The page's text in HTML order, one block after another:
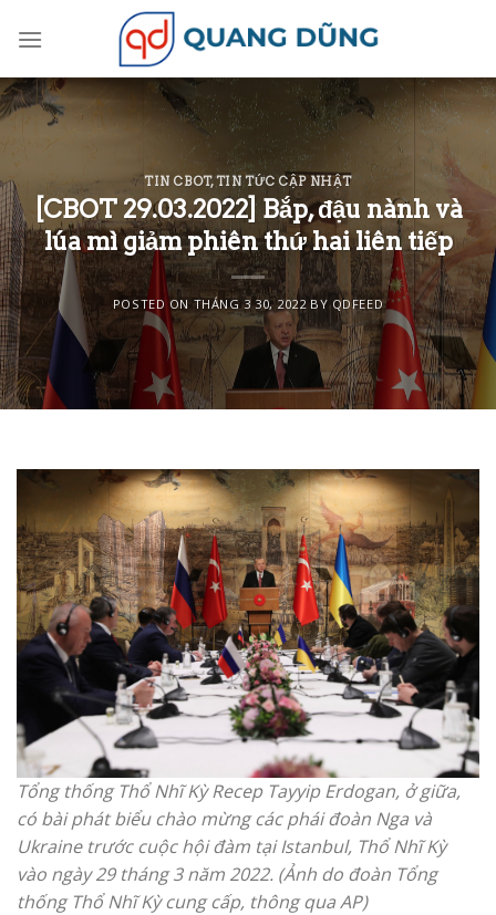
TIN CBOT,TIN TỨC CẬP NHẬT
[CBOT 29.03.2022] Bắp, đậu nành và
lúa mì giảm phiên thứ hai liên tiếp
POSTED ONTHÁNG 3 30, 2022BYQDFEED
Tổng thống Thổ Nhĩ Kỳ Recep Tayyip Erdogan, ở giữa,
có bài phát biểu chào mừng các phái đoàn Nga và
Ukraine trước cuộc hội đàm tại Istanbul, Thổ Nhĩ Kỳ
vào ngày 29 tháng 3 năm 2022. (Ảnh do đoàn Tổng
thống Thổ Nhĩ Kỳ cung cấp, thông qua AP)